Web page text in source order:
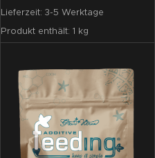
Lieferzeit: 3-5 Werktage
Produkt enthält: 1 kg